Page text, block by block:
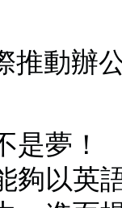
推動辦
是夢！
夠以英